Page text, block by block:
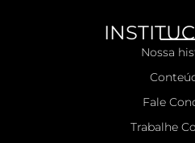
Nossa
Fale
Trabalhe